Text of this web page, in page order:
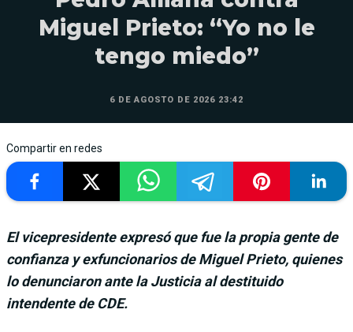
Miguel Prieto: “Yo no le
tengo miedo”
6 DE AGOSTO DE 2026 23:42
Compartir en redes
El vicepresidente expresó que fue la propia gente de
confianza y exfuncionarios de Miguel Prieto, quienes
lo denunciaron ante la Justicia al destituido
intendente de CDE.